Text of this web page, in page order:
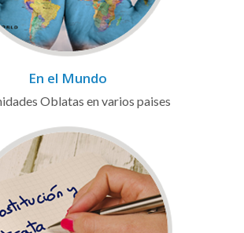
En el Mundo
Oblatas en varios paises